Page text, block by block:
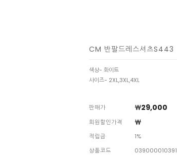
CM 반팔드레스셔츠S443
색상- 화이트
사이즈- 2XL,3XL,4XL
판매가 ￦29,000
회원할인가격 ￦
적립금
1%
상품코드
039000010391